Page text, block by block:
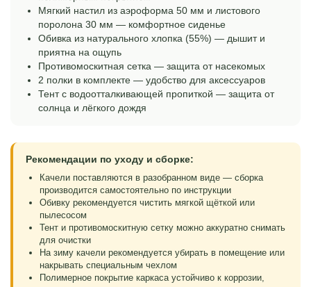
Мягкий настил из аэроформа 50 мм и листового
поролона 30 мм — комфортное сиденье
Обивка из натурального хлопка (55%) — дышит и
приятна на ощупь
Противомоскитная сетка — защита от насекомых
2 полки в комплекте — удобство для аксессуаров
Тент с водоотталкивающей пропиткой — защита от
солнца и лёгкого дождя
Рекомендации по уходу и сборке:
Качели поставляются в разобранном виде — сборка
производится самостоятельно по инструкции
Обивку рекомендуется чистить мягкой щёткой или
пылесосом
Тент и противомоскитную сетку можно аккуратно снимать
для очистки
На зиму качели рекомендуется убирать в помещение или
накрывать специальным чехлом
Полимерное покрытие каркаса устойчиво к коррозии,